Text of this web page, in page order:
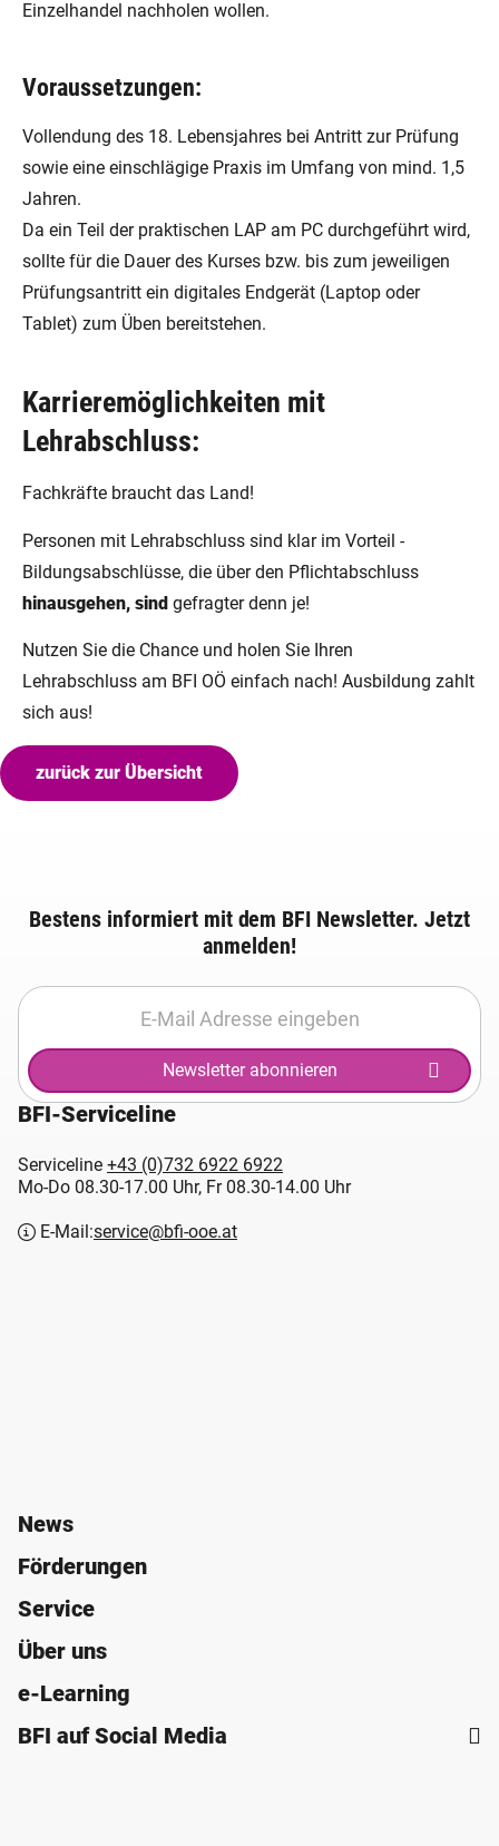
Einzelhandel nachholen wollen.
Voraussetzungen:
Vollendung des 18. Lebensjahres bei Antritt zur Prüfung
sowie eine einschlägige Praxis im Umfang von mind. 1,5
Jahren.
Da ein Teil der praktischen LAP am PC durchgeführt wird,
sollte für die Dauer des Kurses bzw. bis zum jeweiligen
Prüfungsantritt ein digitales Endgerät (Laptop oder
Tablet) zum Üben bereitstehen.
Karrieremöglichkeiten mit
Lehrabschluss:
Fachkräfte braucht das Land!
Personen mit Lehrabschluss sind klar im Vorteil -
Bildungsabschlüsse, die über den Pflichtabschluss
hinausgehen, sind gefragter denn je!
Nutzen Sie die Chance und holen Sie Ihren
Lehrabschluss am BFI OÖ einfach nach! Ausbildung zahlt
sich aus!
zurück zur Übersicht
Bestens informiert mit dem BFI Newsletter. Jetzt
anmelden!
Newsletter abonnieren
BFI-Serviceline
Serviceline +43 (0)732 6922 6922
Mo-Do 08.30-17.00 Uhr, Fr 08.30-14.00 Uhr
E-Mail:service@bfi-ooe.at
News
Förderungen
Service
Über uns
e-Learning
BFI auf Social Media